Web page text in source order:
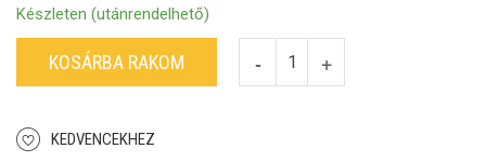
Készleten (utánrendelhető)
KOSÁRBA RAKOM
KEDVENCEKHEZ